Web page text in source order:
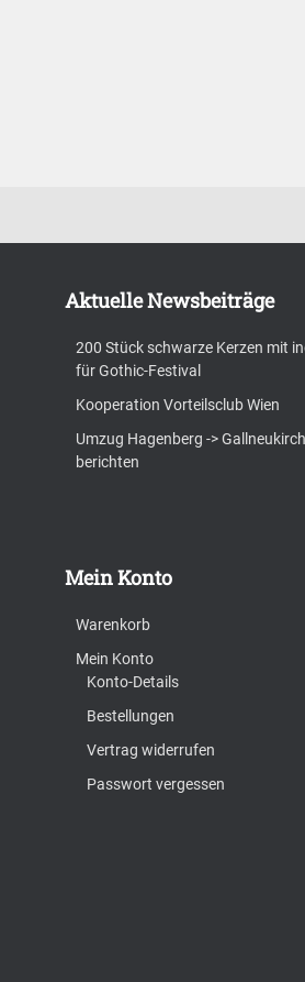
Aktuelle Newsbeiträge
200 Stück schwarze Kerzen mit
für Gothic-Festival
Kooperation Vorteilsclub Wien
Umzug Hagenberg ->
berichten
Mein Konto
Warenkorb
Mein Konto
Konto-Details
Bestellungen
Vertrag widerrufen
Passwort vergessen